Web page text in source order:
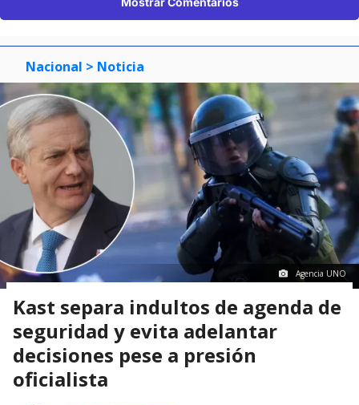
Nacional > Noticia
Agencia UNO
Kast separa indultos de agenda de
seguridad y evita adelantar
decisiones pese a presión
oficialista